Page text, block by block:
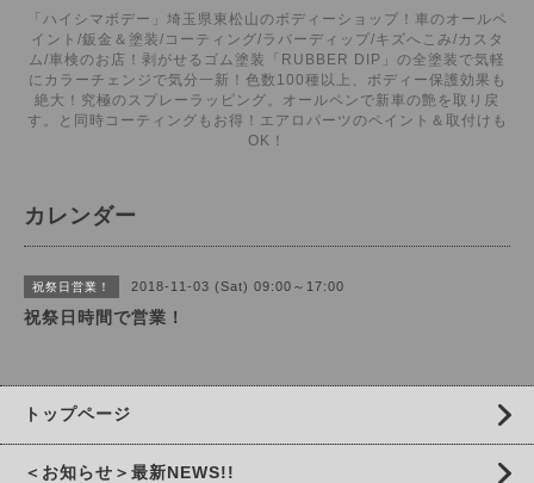
「ハイシマボデー」埼玉県東松山のボディーショップ！車のオールペ
イント/鈑金＆塗装/コーティング/ラバーディップ/キズへこみ/カスタ
ム/車検のお店！剥がせるゴム塗装「RUBBER DIP」の全塗装で気軽
にカラーチェンジで気分一新！色数100種以上、ボディー保護効果も
絶大！究極のスプレーラッピング。オールペンで新車の艶を取り戻
す。と同時コーティングもお得！エアロパーツのペイント＆取付けも
OK！
カレンダー
祝祭日営業！ 2018-11-03 (Sat) 09:00～17:00
祝祭日時間で営業！
トップページ
＜お知らせ＞最新NEWS!!